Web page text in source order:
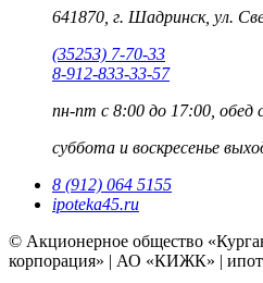
641870, г. Шадринск, ул.
(35253) 7-70-33
8-912-833-33-57
пн-пт с 8:00 до 17:00, обед
суббота и воскресенье
8 (912) 064 5155
ipoteka45.ru
© Акционерное общество
корпорация» | АО «КИЖК» |